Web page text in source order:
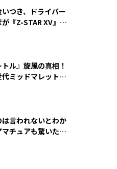
いつき、ドライバー
『Z-STAR XV』を
ル』旋風の真相！
ミッドマレットが
は言われないとわか
チュアも驚いた